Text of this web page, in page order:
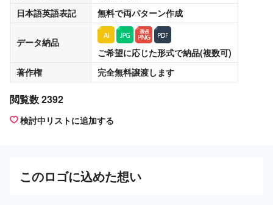
日本語英語表記
無料で両パターン作成
データ納品
ご希望に応じた形式で納品(複数可)
著作権
完全無料譲渡します
閲覧数 2392
検討中リストに追加する
このロゴに込めた想い